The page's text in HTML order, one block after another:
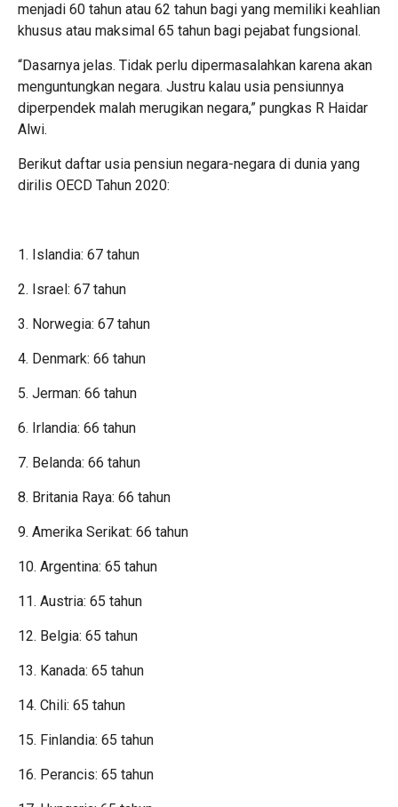
menjadi 60 tahun atau 62 tahun bagi yang memiliki keahlian
khusus atau maksimal 65 tahun bagi pejabat fungsional.
“Dasarnya jelas. Tidak perlu dipermasalahkan karena akan
menguntungkan negara. Justru kalau usia pensiunnya
diperpendek malah merugikan negara,” pungkas R Haidar
Alwi.
Berikut daftar usia pensiun negara-negara di dunia yang
dirilis OECD Tahun 2020:
1. Islandia: 67 tahun
2. Israel: 67 tahun
3. Norwegia: 67 tahun
4. Denmark: 66 tahun
5. Jerman: 66 tahun
6. Irlandia: 66 tahun
7. Belanda: 66 tahun
8. Britania Raya: 66 tahun
9. Amerika Serikat: 66 tahun
10. Argentina: 65 tahun
11. Austria: 65 tahun
12. Belgia: 65 tahun
13. Kanada: 65 tahun
14. Chili: 65 tahun
15. Finlandia: 65 tahun
16. Perancis: 65 tahun